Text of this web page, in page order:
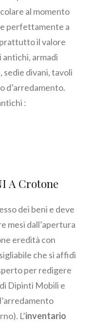
al momento
perfettamente a
il valore
antichi, armadi
divani, tavoli
d’arredamento.
:
A Crotone
dei beni e deve
mesi dall’apertura
eredità con
che si affidi
per redigere
Dipinti Mobili e
L’inventario